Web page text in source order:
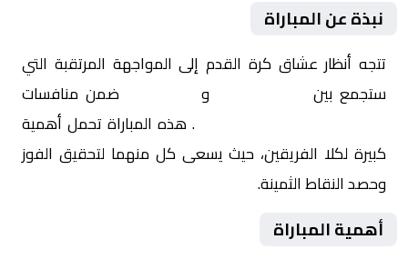
نبذة عن المباراة
تتجه أنظار عشاق كرة القدم إلى المواجهة المرتقبة التي
ستجمع بين
ووادي دجلة
ضمن منافسات
. هذه المباراة تحمل أهمية
كبيرة لكلا الفريقين، حيث يسعى كل منهما لتحقيق الفوز
وحصد النقاط الثمينة.
أهمية المباراة